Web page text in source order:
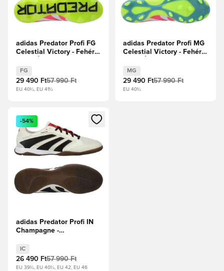
adidas Predator Profi FG
Celestial Victory - Fehér
rózsaszín/Lucid Lemon
FG
29 490 Ft57 990 Ft
EU 40½, EU 41½
adidas Predator Profi MG
Celestial Victory - Fehér
rózsaszín/Lucid Lemon
MG
29 490 Ft57 990 Ft
EU 40½
Megnyit egy modált a bejelentkezéshez vagy a tagként
-54%
adidas Predator Profi IN
Champagne -
Black/Tiszta rubin
IC
26 490 Ft57 990 Ft
EU 39½, EU 40½, EU 42, EU 46